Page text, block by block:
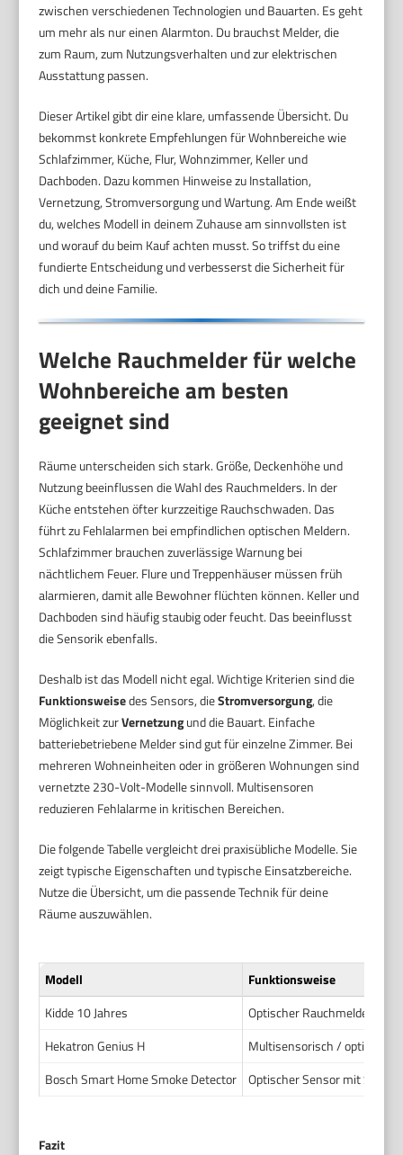
zwischen verschiedenen Technologien und Bauarten. Es geht
um mehr als nur einen Alarmton. Du brauchst Melder, die
zum Raum, zum Nutzungsverhalten und zur elektrischen
Ausstattung passen.
Dieser Artikel gibt dir eine klare, umfassende Übersicht. Du
bekommst konkrete Empfehlungen für Wohnbereiche wie
Schlafzimmer, Küche, Flur, Wohnzimmer, Keller und
Dachboden. Dazu kommen Hinweise zu Installation,
Vernetzung, Stromversorgung und Wartung. Am Ende weißt
du, welches Modell in deinem Zuhause am sinnvollsten ist
und worauf du beim Kauf achten musst. So triffst du eine
fundierte Entscheidung und verbesserst die Sicherheit für
dich und deine Familie.
Welche Rauchmelder für welche
Wohnbereiche am besten
geeignet sind
Räume unterscheiden sich stark. Größe, Deckenhöhe und
Nutzung beeinflussen die Wahl des Rauchmelders. In der
Küche entstehen öfter kurzzeitige Rauchschwaden. Das
führt zu Fehlalarmen bei empfindlichen optischen Meldern.
Schlafzimmer brauchen zuverlässige Warnung bei
nächtlichem Feuer. Flure und Treppenhäuser müssen früh
alarmieren, damit alle Bewohner flüchten können. Keller und
Dachboden sind häufig staubig oder feucht. Das beeinflusst
die Sensorik ebenfalls.
Deshalb ist das Modell nicht egal. Wichtige Kriterien sind die
Funktionsweisedes Sensors, dieStromversorgung, die
Möglichkeit zurVernetzungund die Bauart. Einfache
batteriebetriebene Melder sind gut für einzelne Zimmer. Bei
mehreren Wohneinheiten oder in größeren Wohnungen sind
vernetzte 230-Volt-Modelle sinnvoll. Multisensoren
reduzieren Fehlalarme in kritischen Bereichen.
Die folgende Tabelle vergleicht drei praxisübliche Modelle. Sie
zeigt typische Eigenschaften und typische Einsatzbereiche.
Nutze die Übersicht, um die passende Technik für deine
Räume auszuwählen.
Modell
Funktionsweise
Kidde 10 Jahres
Optischer Rauchmelder
Hekatron Genius H
Multisensorisch / optisch
Bosch Smart Home Smoke Detector
Optischer Sensor mit
Fazit